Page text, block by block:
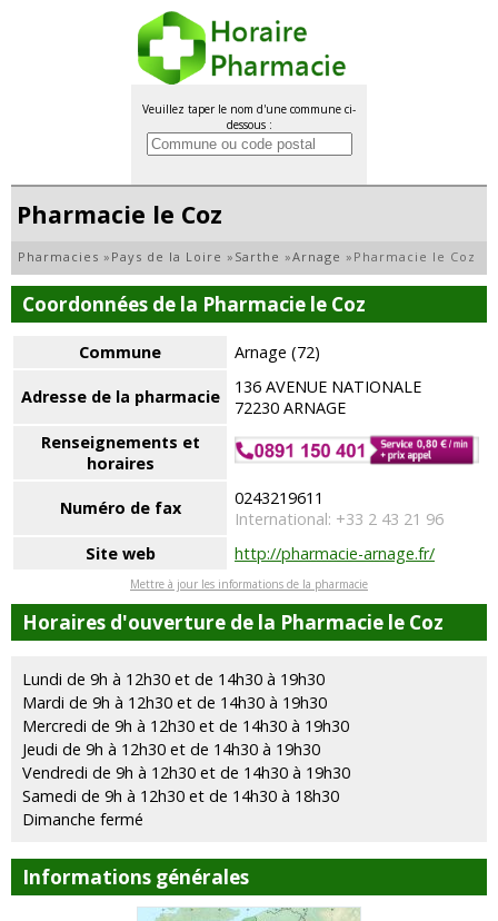
Veuillez taper le nom d'une commune ci-
dessous :
Pharmacie le Coz
Pharmacies » Pays de la Loire » Sarthe »Arnage » Pharmacie le Coz
Coordonnées de la Pharmacie le Coz
Commune Arnage (72)
Adresse de la pharmacie
136 AVENUE NATIONALE
72230 ARNAGE
Renseignements et
horaires
Numéro de fax
0243219611
International: +33 2 43 21 96
Site web
http://pharmacie-arnage.fr/
Mettre à jour les informations de la pharmacie
Horaires d'ouverture de la Pharmacie le Coz
Lundi de 9h à 12h30 et de 14h30 à 19h30
Mardi de 9h à 12h30 et de 14h30 à 19h30
Mercredi de 9h à 12h30 et de 14h30 à 19h30
Jeudi de 9h à 12h30 et de 14h30 à 19h30
Vendredi de 9h à 12h30 et de 14h30 à 19h30
Samedi de 9h à 12h30 et de 14h30 à 18h30
Dimanche fermé
Informations générales